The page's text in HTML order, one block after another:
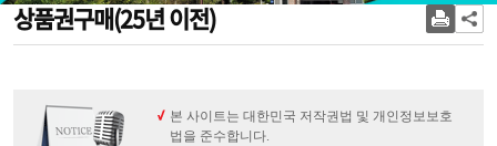
상품권구매(25년 이전)
본 사이트는 대한민국 저작권법 및 개인정보보호
법을 준수합니다.